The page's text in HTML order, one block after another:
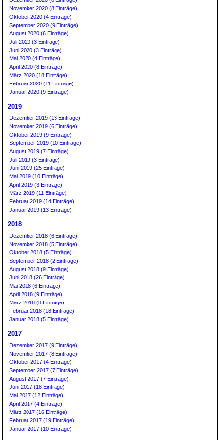
November 2020 (8 Einträge)
Oktober 2020 (4 Einträge)
September 2020 (9 Einträge)
August 2020 (6 Einträge)
Juli 2020 (3 Einträge)
Juni 2020 (3 Einträge)
Mai 2020 (4 Einträge)
April 2020 (8 Einträge)
März 2020 (18 Einträge)
Februar 2020 (11 Einträge)
Januar 2020 (9 Einträge)
2019
Dezember 2019 (13 Einträge)
November 2019 (6 Einträge)
Oktober 2019 (9 Einträge)
September 2019 (10 Einträge)
August 2019 (7 Einträge)
Juli 2019 (3 Einträge)
Juni 2019 (25 Einträge)
Mai 2019 (10 Einträge)
April 2019 (3 Einträge)
März 2019 (11 Einträge)
Februar 2019 (14 Einträge)
Januar 2019 (13 Einträge)
2018
Dezember 2018 (6 Einträge)
November 2018 (5 Einträge)
Oktober 2018 (5 Einträge)
September 2018 (2 Einträge)
August 2018 (9 Einträge)
Juni 2018 (26 Einträge)
Mai 2018 (6 Einträge)
April 2018 (9 Einträge)
März 2018 (8 Einträge)
Februar 2018 (18 Einträge)
Januar 2018 (5 Einträge)
2017
Dezember 2017 (9 Einträge)
November 2017 (8 Einträge)
Oktober 2017 (4 Einträge)
September 2017 (7 Einträge)
August 2017 (7 Einträge)
Juni 2017 (18 Einträge)
Mai 2017 (12 Einträge)
April 2017 (4 Einträge)
März 2017 (16 Einträge)
Februar 2017 (19 Einträge)
Januar 2017 (10 Einträge)